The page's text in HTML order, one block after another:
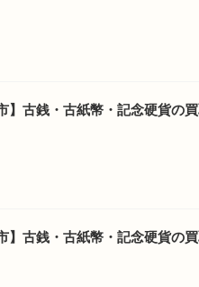
】古銭・古紙幣・記念硬貨の
】古銭・古紙幣・記念硬貨の